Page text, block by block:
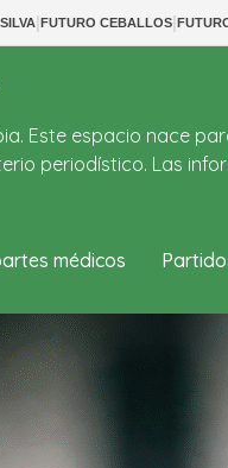
|FUTURO CEBALLOS|
Este espacio nace
periodístico. Las
médicos